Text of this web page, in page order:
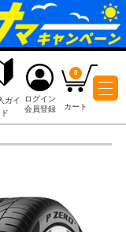
購入ガイ
ド
ログイン